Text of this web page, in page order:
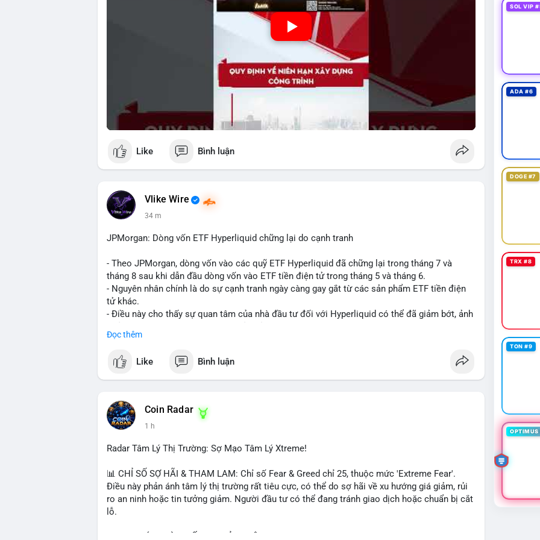
Like Bình luận
Vlike Wire
34 m
JPMorgan: Dòng vốn ETF Hyperliquid chững lại do cạnh tranh
- Theo JPMorgan, dòng vốn vào các quỹ ETF Hyperliquid đã chững lại trong tháng 7 và
tháng 8 sau khi dẫn đầu dòng vốn vào ETF tiền điện tử trong tháng 5 và tháng 6.
- Nguyên nhân chính là do sự cạnh tranh ngày càng gay gắt từ các sản phẩm ETF tiền điện
tử khác.
- Điều này cho thấy sự quan tâm của nhà đầu tư đối với Hyperliquid có thể đã giảm bớt, ảnh
- Nhà đầu tư cần theo dõi sát sao diễn biến thị trường và các yếu tố cạnh tranh để đưa ra
#binancesquare #cryptonews #hyperliquid #etf #jpmorgan
$hype
#vlikevn #titanbot
📰 Nguồn: CoinDesk
Đọc thêm
Like Bình luận
Coin Radar
1 h
Radar Tâm Lý Thị Trường: Sợ Mạo Tâm Lý Xtreme!
📊 CHỈ SỐ SỢ HÃI & THAM LAM: Chỉ số Fear & Greed chỉ 25, thuộc mức 'Extreme Fear'.
Điều này phản ánh tâm lý thị trường rất tiêu cực, có thể do sợ hãi về xu hướng giá giảm, rủi
ro an ninh hoặc tin tưởng giảm. Người đầu tư có thể đang tránh giao dịch hoặc chuẩn bị cắt
lỗ.
SOL VIP
ADA #6
DOGE #7
TRX #8
TON #9
OPTIMUS